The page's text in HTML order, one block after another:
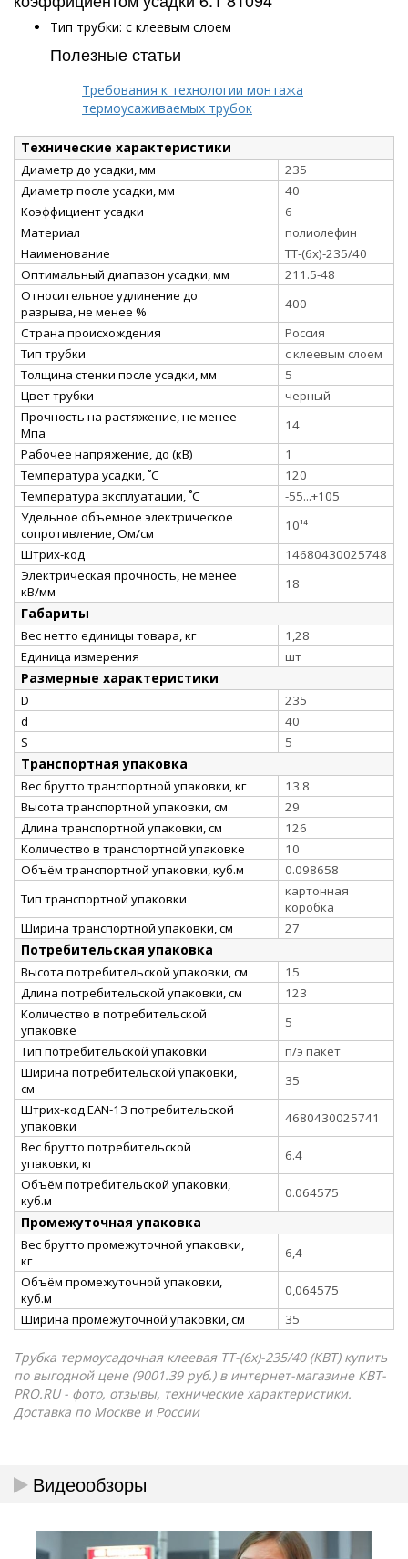
Тип трубки: с клеевым слоем
Полезные статьи
Требования к технологии монтажа
термоусаживаемых трубок
Технические характеристики
Диаметр до усадки, мм
235
Диаметр после усадки, мм
40
Коэффициент усадки
6
Материал
полиолефин
Наименование
ТТ-(6х)-235/40
Оптимальный диапазон усадки, мм
211.5-48
Относительное удлинение до
разрыва, не менее %
400
Страна происхождения
Россия
Тип трубки
с клеевым слоем
Толщина стенки после усадки, мм
5
Цвет трубки
черный
Прочность на растяжение, не менее
Мпа
14
Рабочее напряжение, до (кВ)
1
Температура усадки, ˚С
120
Температура эксплуатации, ˚С
-55...+105
Удельное объемное электрическое
сопротивление, Ом/см
10¹⁴
Штрих-код
14680430025748
Электрическая прочность, не менее
кВ/мм
18
Габариты
Вес нетто единицы товара, кг
1,28
Единица измерения
шт
Размерные характеристики
D
235
d
40
S
5
Транспортная упаковка
Вес брутто транспортной упаковки, кг
13.8
Высота транспортной упаковки, см
29
Длина транспортной упаковки, см
126
Количество в транспортной упаковке
10
Объём транспортной упаковки, куб.м
0.098658
Тип транспортной упаковки
картонная
коробка
Ширина транспортной упаковки, см
27
Потребительская упаковка
Высота потребительской упаковки, см
15
Длина потребительской упаковки, см
123
Количество в потребительской
упаковке
5
Тип потребительской упаковки
п/э пакет
Ширина потребительской упаковки,
см
35
Штрих-код EAN-13 потребительской
упаковки
4680430025741
Вес брутто потребительской
упаковки, кг
6.4
Объём потребительской упаковки,
куб.м
0.064575
Промежуточная упаковка
Вес брутто промежуточной упаковки,
кг
6,4
Объём промежуточной упаковки,
куб.м
0,064575
Ширина промежуточной упаковки, см
35
Трубка термоусадочная клеевая ТТ-(6х)-235/40 (КВТ) купить
по выгодной цене (9001.39 руб.) в интернет-магазине КВТ-
PRO.RU - фото, отзывы, технические характеристики.
Доставка по Москве и России
Видеообзоры